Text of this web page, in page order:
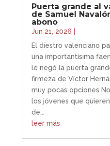
Puerta grande al
de Samuel
abono
Jun 21, 2026
El diestro valenciano
una importantísima
le negó la puerta
firmeza de Víctor
muy pocas opciones
los jóvenes que
de...
leer más